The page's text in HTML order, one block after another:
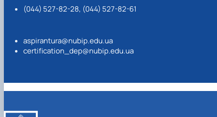
(044) 527-82-28, (044) 527-82-61
aspirantura@nubip.edu.ua
certification_dep@nubip.edu.ua